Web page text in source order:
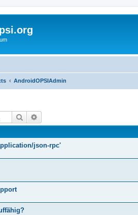
AndroidOPSIAdmin
Suche
json-rpc'